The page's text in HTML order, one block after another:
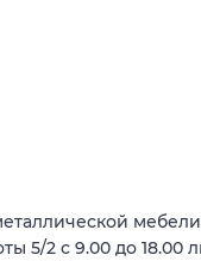
5/2 с 9.00 до 18.00